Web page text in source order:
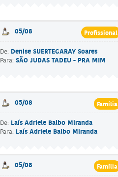
Profissional
05/08
De: Denise SUERTEGARAY Soares
Para: SÃO JUDAS TADEU - PRA MIM
Família
05/08
De: Laís Adriele Balbo Miranda
Para: Laís Adriele Balbo Miranda
Família
05/08